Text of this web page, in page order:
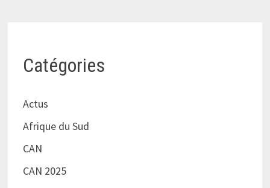
Catégories
Actus
Afrique du Sud
CAN
CAN 2025